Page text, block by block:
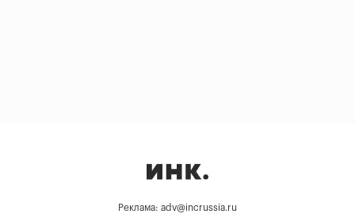
Реклама: adv@incrussia.ru